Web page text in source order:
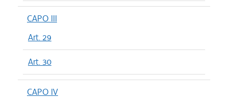
CAPO III
Art. 29
Art. 30
CAPO IV